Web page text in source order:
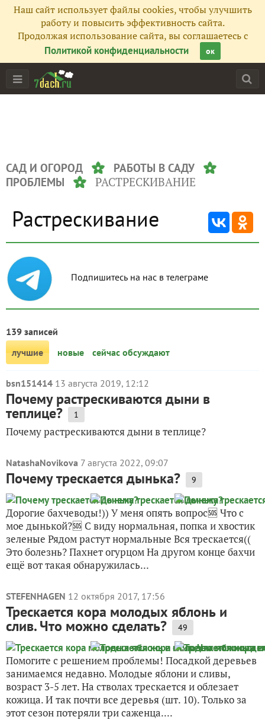
Наш сайт использует файлы cookies, чтобы улучшить
работу и повысить эффективность сайта.
Продолжая использование сайта, вы соглашаетесь с
Политикой конфиденциальности
ок
САД И ОГОРОД
РАБОТЫ В САДУ
ПРОБЛЕМЫ
РАСТРЕСКИВАНИЕ
Растрескивание
Подпишитесь на нас в телеграме
139 записей
лучшие
новые сейчас обсуждают
bsn151414 13 августа 2019, 12:12
Почему растрескиваются дыни в
теплице? 1
Почему растрескиваются дыни в теплице?
NatashaNovikova 7 августа 2022, 09:07
Почему трескается дынька? 9
Дорогие бахчеводы!)) У меня опять вопрос🆘 Что с
мое дынькой?🆘 С виду нормальная, попка и хвостик
зеленые Рядом растут нормальные Вся трескается((
Это болезнь? Пахнет огурцом На другом конце бахчи
ещё вот такая обнаружилась...
STEFENHAGEN 12 октября 2017, 17:56
Трескается кора молодых яблонь и
слив. Что можно сделать? 49
Помогите с решением проблемы! Посадкой деревьев
занимаемся недавно. Молодые яблони и сливы,
возраст 3-5 лет. На стволах трескается и облезает
кожица. И так почти все деревья (шт. 10). Только за
этот сезон потеряли три саженца....